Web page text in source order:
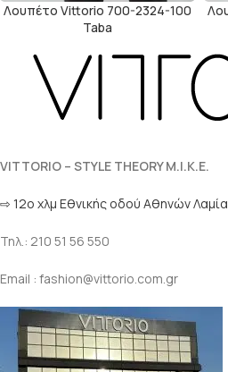
Λουπέτο Vittorio 700-2324-100
Taba
VITTORIO – STYLE THEORY M.I.K.E.
⇨ 12ο χλμ Eθνικής οδού Αθηνών
Τηλ.: 210 51 56 550
Email : fashion@vittorio.com.gr